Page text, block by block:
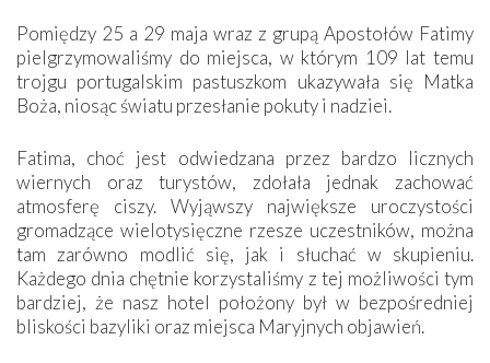
Pomiędzy 25 a 29 maja wraz z grupą Apostołów Fatimy
pielgrzymowaliśmy do miejsca, w którym 109 lat temu
trojgu portugalskim pastuszkom ukazywała się Matka
Boża, niosąc światu przesłanie pokuty i nadziei.
Fatima, choć jest odwiedzana przez bardzo licznych
wiernych oraz turystów, zdołała jednak zachować
atmosferę ciszy. Wyjąwszy największe uroczystości
gromadzące wielotysięczne rzesze uczestników, można
tam zarówno modlić się, jak i słuchać w skupieniu.
Każdego dnia chętnie korzystaliśmy z tej możliwości tym
bardziej, że nasz hotel położony był w bezpośredniej
bliskości bazyliki oraz miejsca Maryjnych objawień.